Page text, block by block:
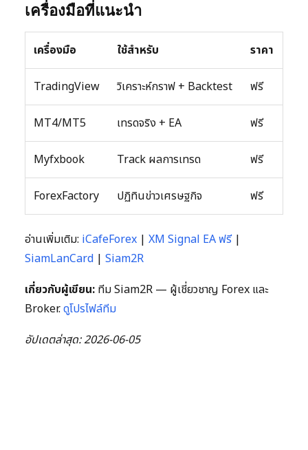
เครื่องมือที่แนะนำ
เครื่องมือ ใช้สำหรับ ราคา
TradingView วิเคราะห์กราฟ + Backtest ฟรี
MT4/MT5 เทรดจริง + EA ฟรี
Myfxbook Track ผลการเทรด ฟรี
ForexFactory ปฏิทินข่าวเศรษฐกิจ ฟรี
อ่านเพิ่มเติม: iCafeForex | XM Signal EA ฟรี|
SiamLanCard | Siam2R
เกี่ยวกับผู้เขียน: ทีม Siam2R — ผู้เชี่ยวชาญ Forex และ
Broker.ดูโปรไฟล์ทีม
อัปเดตล่าสุด: 2026-06-05